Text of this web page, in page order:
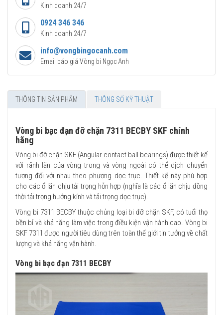
Kinh doanh 24/7
0924 346 346
Kinh doanh 24/7
info@vongbingocanh.com
Email báo giá Vòng bi Ngọc Anh
THÔNG TIN SẢN PHẨM THÔNG SỐ KỸ THUẬT
Vòng bi bạc đạn đỡ chặn 7311 BECBY SKF chính
hãng
Vòng bi đỡ chặn SKF (Angular contact ball bearings) được thiết kế
với rãnh lăn của vòng trong và vòng ngoài có thể dịch chuyển
tương đối với nhau theo phương dọc trục. Thiết kế này phù hợp
cho các ổ lăn chịu tải trọng hỗn hợp (nghĩa là các ổ lăn chịu đồng
thời tải trọng hướng kính và tải trọng dọc trục).
Vòng bi 7311 BECBY thuộc chủng loại bi đỡ chặn SKF, có tuổi thọ
bền bỉ và khả năng làm việc trong điều kiện vận hành cao. Vòng bi
SKF 7311 được người tiêu dùng trên toàn thế giới tin tưởng về chất
lượng và khả năng vận hành.
Vòng bi bạc đạn 7311 BECBY